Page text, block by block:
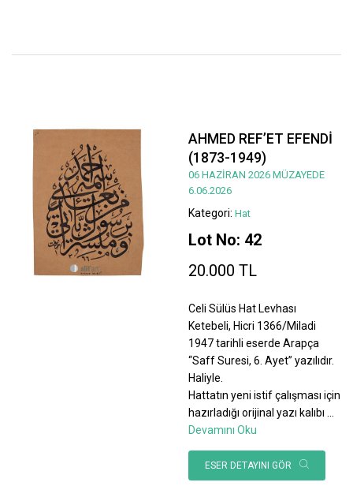
AHMED REF’ET EFENDİ
(1873-1949)
06 HAZİRAN 2026 MÜZAYEDE
6.06.2026
Kategori: Hat
Lot No: 42
20.000 TL
Celi Sülüs Hat Levhası
Ketebeli, Hicri 1366/Miladi
1947 tarihli eserde Arapça
“Saff Suresi, 6. Ayet” yazılıdır.
Haliyle.
Hattatın yeni istif çalışması için
hazırladığı orijinal yazı kalıbı
Devamını Oku
ESER DETAYINI GÖR